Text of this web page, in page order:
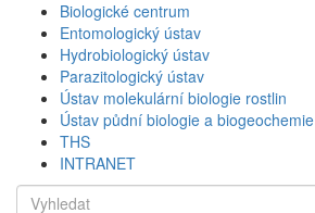
Biologické centrum
Entomologický ústav
Hydrobiologický ústav
Parazitologický ústav
Ústav molekulární biologie rostlin
Ústav půdní biologie a biogeochemie
THS
INTRANET